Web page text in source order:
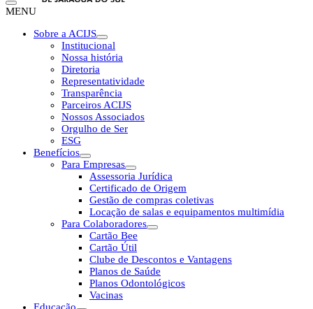
MENU
Sobre a ACIJS
Institucional
Nossa história
Diretoria
Representatividade
Transparência
Parceiros ACIJS
Nossos Associados
Orgulho de Ser
ESG
Benefícios
Para Empresas
Assessoria Jurídica
Certificado de Origem
Gestão de compras coletivas
Locação de salas e equipamentos multimídia
Para Colaboradores
Cartão Bee
Cartão Útil
Clube de Descontos e Vantagens
Planos de Saúde
Planos Odontológicos
Vacinas